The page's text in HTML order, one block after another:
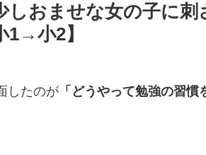
しおませな女の子に
1→小2】
したのが 「どうやって勉強の習慣